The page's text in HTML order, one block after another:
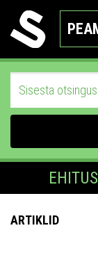
ARTIKLID